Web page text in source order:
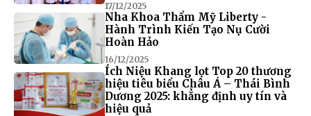
17/12/2025
Nha Khoa Thẩm Mỹ Liberty -
Hành Trình Kiến Tạo Nụ Cười
Hoàn Hảo
16/12/2025
Ích Niệu Khang lọt Top 20 thương
hiệu tiêu biểu Châu Á – Thái Bình
Dương 2025: khẳng định uy tín và
hiệu quả